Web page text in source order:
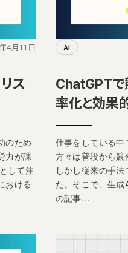
4月11日
ス
のため
力が課
して注
おける
AI
ChatGPTで
率化と効果
仕事をしている
方々は普段から競
しかし従来の手
た。そこで、生
の記事…